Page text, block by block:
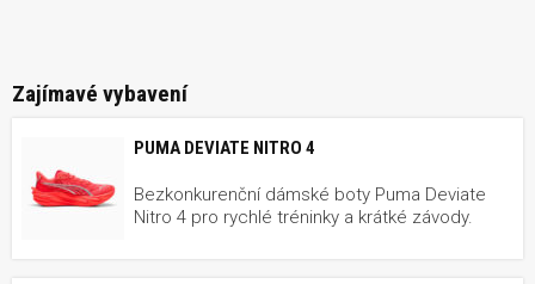
Zajímavé vybavení
PUMA DEVIATE NITRO 4
Bezkonkurenční dámské boty Puma Deviate
Nitro 4 pro rychlé tréninky a krátké závody.